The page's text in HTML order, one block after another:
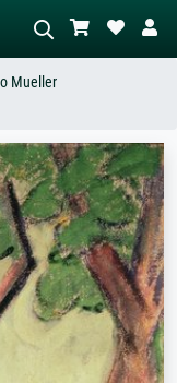
scène – ex. prairie verte,
beaucoup de rouge,
nu debout près d'un
arbre.
Mueller